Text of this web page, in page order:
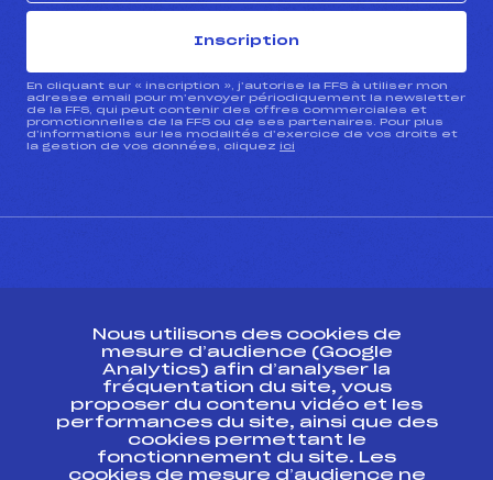
Inscription
En cliquant sur « inscription », j’autorise la FFS à utiliser mon
adresse email pour m’envoyer périodiquement la newsletter
de la FFS, qui peut contenir des offres commerciales et
promotionnelles de la FFS ou de ses partenaires. Pour plus
d’informations sur les modalités d’exercice de vos droits et
la gestion de vos données, cliquez ici
Ressources
Pass’Neige
Projet sportif fédéral
Projet de performance fédéral
Nous utilisons des cookies de
mesure d’audience (Google
Analytics) afin d’analyser la
fréquentation du site, vous
proposer du contenu vidéo et les
performances du site, ainsi que des
cookies permettant le
fonctionnement du site. Les
cookies de mesure d’audience ne